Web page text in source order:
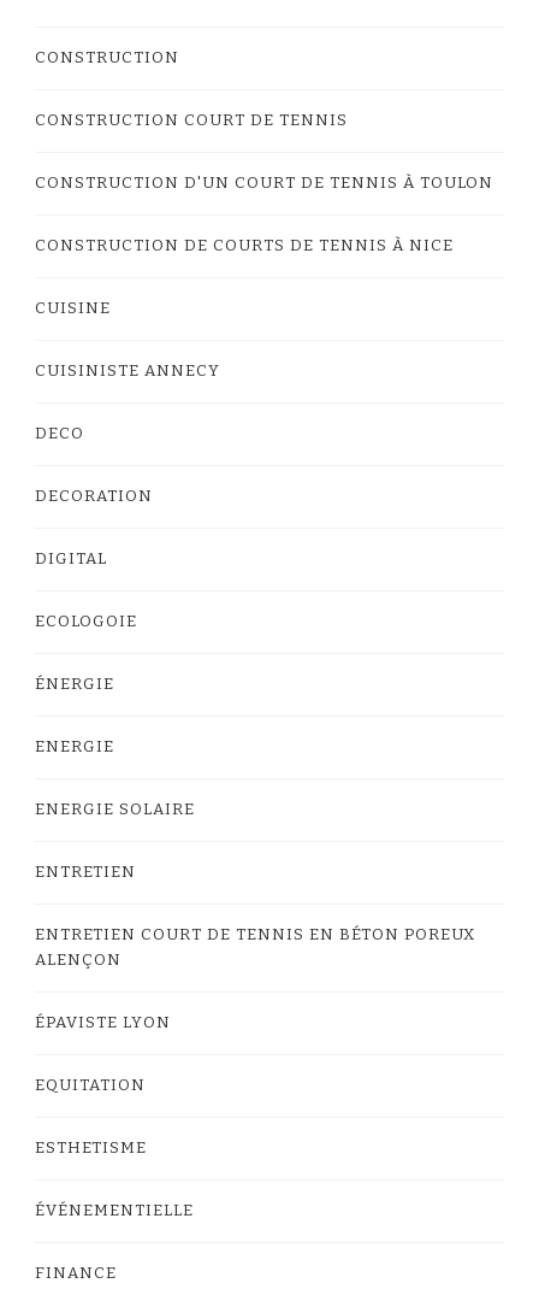
CONSTRUCTION
CONSTRUCTION COURT DE TENNIS
CONSTRUCTION D'UN COURT DE TENNIS À TOULON
CONSTRUCTION DE COURTS DE TENNIS À NICE
CUISINE
CUISINISTE ANNECY
DECO
DECORATION
DIGITAL
ECOLOGOIE
ÉNERGIE
ENERGIE
ENERGIE SOLAIRE
ENTRETIEN
ENTRETIEN COURT DE TENNIS EN BÉTON POREUX
ALENÇON
ÉPAVISTE LYON
EQUITATION
ESTHETISME
ÉVÉNEMENTIELLE
FINANCE